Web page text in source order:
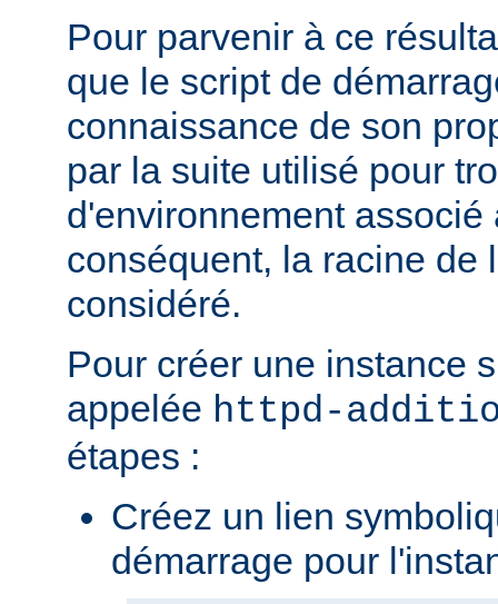
Pour parvenir à ce
que le script de
connaissance de son
par la suite utilisé pour
d'environnement associé
conséquent, la racine de
considéré.
Pour créer une instance
appelée httpd-
étapes :
Créez un lien
démarrage pour